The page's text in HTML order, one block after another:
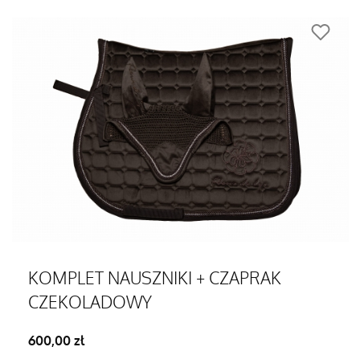
KOMPLET NAUSZNIKI + CZAPRAK
CZEKOLADOWY
Cena
600,00 zł